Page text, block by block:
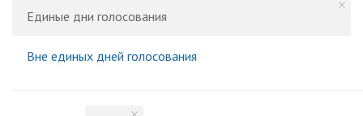
Единые дни голосования
Вне единых дней голосования